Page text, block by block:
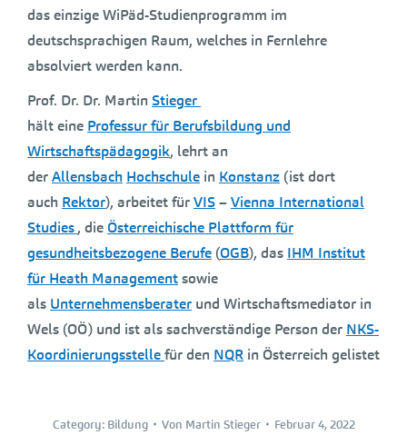
das einzige WiPäd-Studienprogramm im
deutschsprachigen Raum, welches in Fernlehre
absolviert werden kann.
Prof. Dr. Dr. Martin Stieger
hält eine Professur für Berufsbildung und
Wirtschaftspädagogik, lehrt an
derAllensbach Hochschule in Konstanz (ist dort
auch Rektor), arbeitet fürVIS–Vienna International
Studies, dieÖsterreichische Plattform für
gesundheitsbezogene Berufe (OGB), das IHM Institut
für Heath Managementsowie
als Unternehmensberater und Wirtschaftsmediator in
Wels (OÖ) und ist als sachverständige Person der NKS-
Koordinierungsstellefür den NQR in Österreich gelistet
Category: Bildung Von Martin Stieger Februar 4, 2022